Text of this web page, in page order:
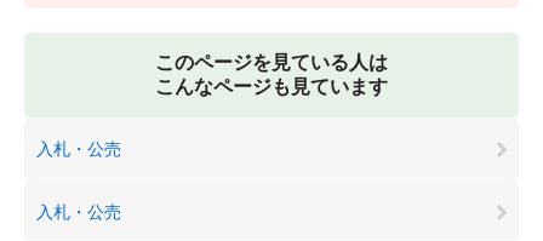
このページを見ている人は
こんなページも見ています
入札・公売
入札・公売